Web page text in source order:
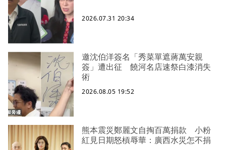
2026.07.31 20:34
邀沈伯洋簽名「秀菜單遮蔣萬安親
簽」遭出征 饒河名店速祭白漆消失
術
2026.08.05 19:52
熊本震災鄭麗文自掏百萬捐款 小粉
紅見日期怒槓辱華：廣西水災怎不捐